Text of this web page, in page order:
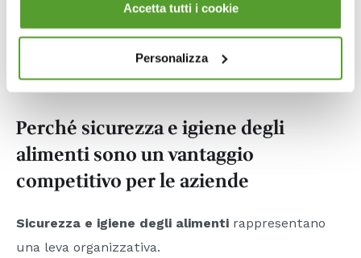
Accetta tutti i cookie
Personalizza
Il concetto chiave è che la sicurezza è un flusso
continuo. Ogni fase è collegata alla successiva e
Perché sicurezza e igiene degli
alimenti sono un vantaggio
competitivo per le aziende
Sicurezza e igiene degli alimenti rappresentano
una leva organizzativa.